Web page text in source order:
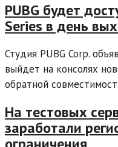
PUBG будет
Series в день
Студия PUBG Corp.
выйдет на консолях
обратной
На тестовых
заработали